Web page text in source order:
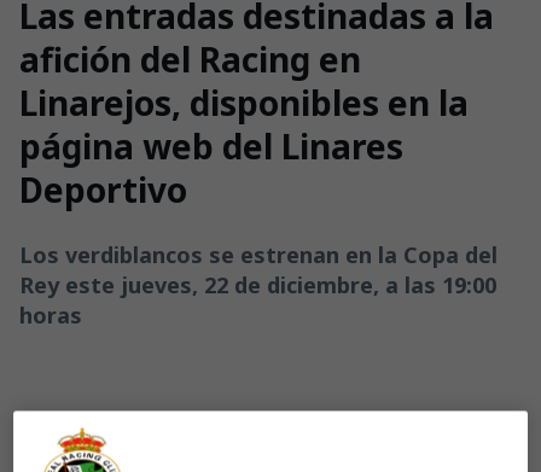
Las entradas destinadas a la
afición del Racing en
Linarejos, disponibles en la
página web del Linares
Deportivo
Los verdiblancos se estrenan en la Copa del
Rey este jueves, 22 de diciembre, a las 19:00
horas